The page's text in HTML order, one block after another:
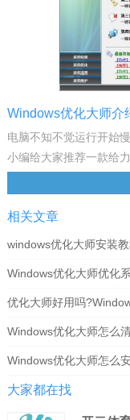
Windows优化大师介
电脑不知不觉运行开始
小编给大家推荐一款给
Windows优化大师拥有
件、清理磁盘碎片、整
师可以轻松管理电脑。
Windows优化大师是一
模块及数个附加的工具
助用户了解自己的计算
漏洞；维护系统的正常
功能说明
用户电脑，提供详细准
相关文章
windows优化大师安装
Windows优化大师优化
优化大师好用吗
Windows优化大师怎么
Windows优化大师怎么
大家都在找